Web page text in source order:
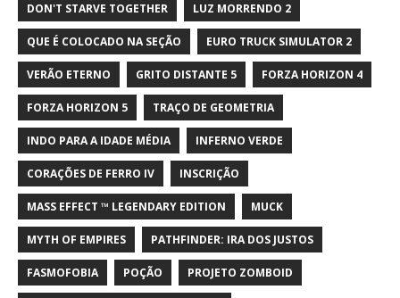
DON'T STARVE TOGETHER LUZ MORRENDO 2
QUE É COLOCADO NA SEÇÃO EURO TRUCK SIMULATOR 2
VERÃO ETERNO GRITO DISTANTE 5 FORZA HORIZON 4
FORZA HORIZON 5 TRAÇO DE GEOMETRIA
INDO PARA A IDADE MÉDIA INFERNO VERDE
CORAÇÕES DE FERRO IV INSCRIÇÃO
MASS EFFECT ™ LEGENDARY EDITION MUCK
MYTH OF EMPIRES PATHFINDER: IRA DOS JUSTOS
FASMOFOBIA POÇÃO PROJETO ZOMBOID